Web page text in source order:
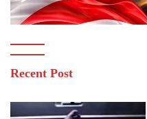
Recent Post